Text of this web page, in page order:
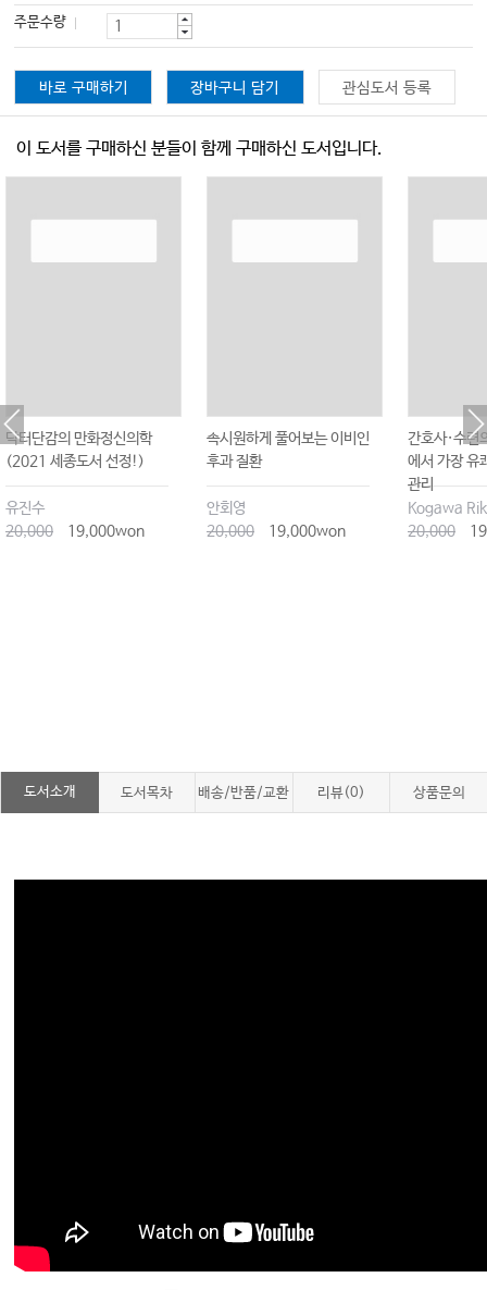
주문수량
바로 구매하기 장바구니 담기 관심도서 등록
이 도서를 구매하신 분들이 함께 구매하신 도서입니다.
닥터단감의 만화정신의학
(2021 세종도서 선정!)
유진수
20,000
19,000won
속시원하게 풀어보는 이비인
후과 질환
안회영
20,000
19,000won
간호사·수련
에서 가장 유
관리
20,000
도서소개 도서목차 배송/반품/교환 리뷰(0) 상품문의